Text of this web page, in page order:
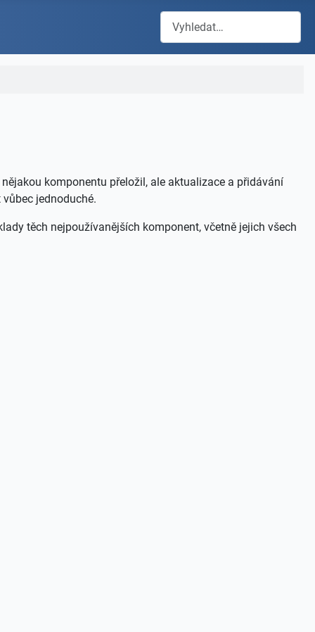
Hledat
komponentu přeložil, ale aktualizace a přidávání
jednoduché.
těch nejpoužívanějších komponent, včetně jejich všech